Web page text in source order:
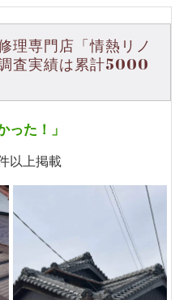
台風の時も以前より安心し
してきていて、エアコンの
、軒天も落ちてきていた状
いしました。 2〜3点修理方
上での工事でしたが、想
常に満足しています。 また
理専門店「情熱リノ
査実績は累計5000
った！」
以上掲載